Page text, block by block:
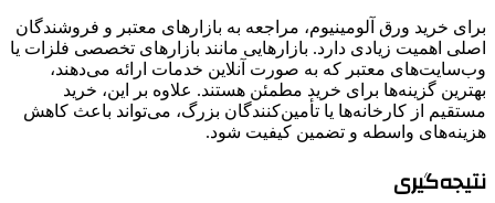
برای خرید ورق آلومینیوم، مراجعه به بازارهای معتبر و فروشندگان
اصلی اهمیت زیادی دارد. بازارهایی مانند بازارهای تخصصی فلزات یا
وب‌سایت‌های معتبر که به صورت آنلاین خدمات ارائه می‌دهند،
بهترین گزینه‌ها برای خرید مطمئن هستند. علاوه بر این، خرید
مستقیم از کارخانه‌ها یا تأمین‌کنندگان بزرگ، می‌تواند باعث کاهش
هزینه‌های واسطه و تضمین کیفیت شود.
نتیجه‌گیری